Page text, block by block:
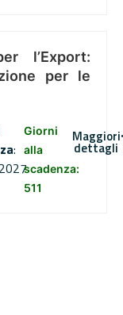
l’Export:
per le
:
Giorni
alla
scadenza:
511
Maggiori
dettagli